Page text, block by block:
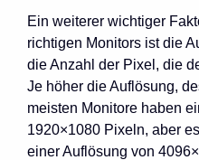
Ein weiterer wichtiger
richtigen Monitors ist die
die Anzahl der Pixel, die
Je höher die Auflösung,
meisten Monitore haben
1920×1080 Pixeln, aber
einer Auflösung von